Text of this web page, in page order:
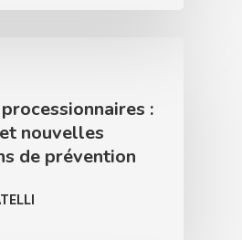
:
nouvelles
de prévention